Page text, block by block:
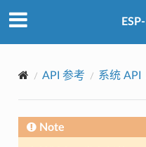
API 参考 系统 API
Note